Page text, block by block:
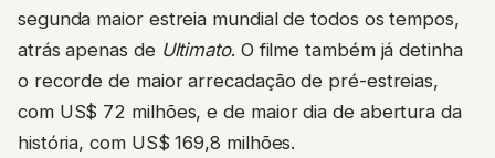
segunda maior estreia mundial de todos os tempos,
atrás apenas de Ultimato. O filme também já detinha
o recorde de maior arrecadação de pré-estreias,
com US$ 72 milhões, e de maior dia de abertura da
história, com US$ 169,8 milhões.